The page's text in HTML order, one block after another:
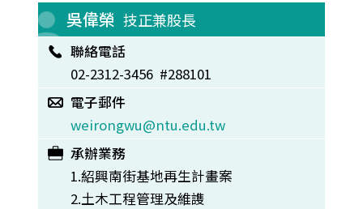
吳偉榮 技正兼股長
聯絡電話
02-2312-3456 #288101
電子郵件
weirongwu@ntu.edu.tw
承辦業務
1.紹興南街基地再生計畫案
2.土木工程管理及維謢